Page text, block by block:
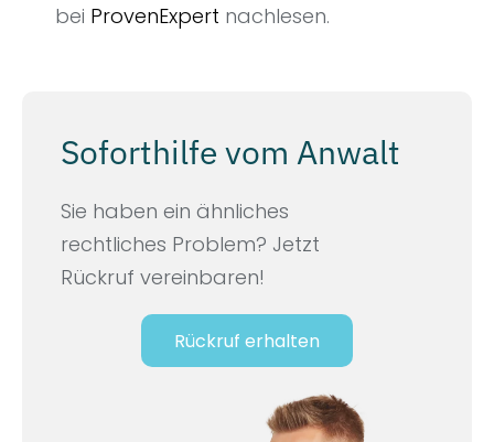
bei ProvenExpert nachlesen.
Soforthilfe vom Anwalt
Sie haben ein ähnliches
rechtliches Problem? Jetzt
Rückruf vereinbaren!
Rückruf erhalten